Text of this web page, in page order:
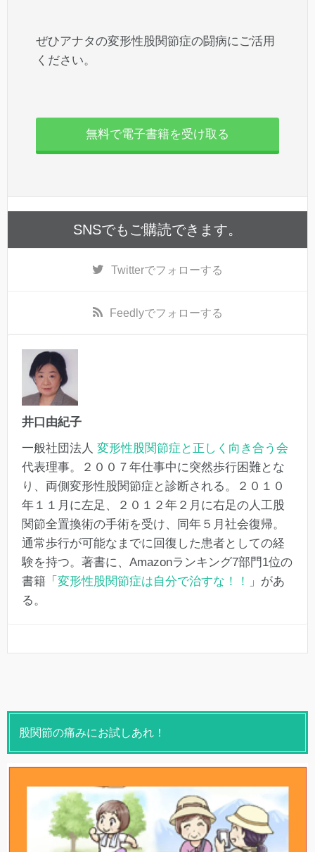
ぜひアナタの変形性股関節症の闘病にご活用
ください。
無料で電子書籍を受け取る
SNSでもご購読できます。
Twitterでフォローする
Feedlyでフォローする
井口由紀子
一般社団法人 変形性股関節症と正しく向き合う会
代表理事。２００７年仕事中に突然歩行困難とな
り、両側変形性股関節症と診断される。２０１０
年１１月に左足、２０１２年２月に右足の人工股
関節全置換術の手術を受け、同年５月社会復帰。
通常歩行が可能なまでに回復した患者としての経
験を持つ。著書に、Amazonランキング7部門1位の
書籍「 変形性股関節症は自分で治すな！！
」があ
る。
股関節の痛みにお試しあれ！